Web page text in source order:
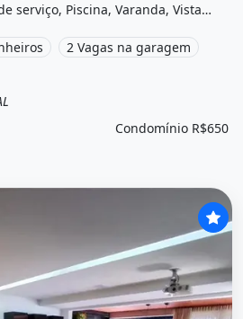
serviço, Piscina, Varanda, Vista
Maceió, Al à venda por
por R$650 /Mês.
2 Vagas na garagem
Condomínio R$650